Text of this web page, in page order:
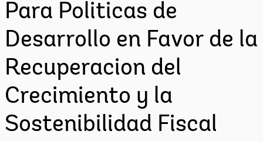
Para Politicas de
Desarrollo en Favor de la
Recuperacion del
Crecimiento y la
Sostenibilidad Fiscal